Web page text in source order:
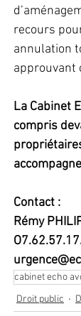
recours
annulation
approuvant
La Cabinet
compris
Contact :
Rémy
cabinet echo
Droit public